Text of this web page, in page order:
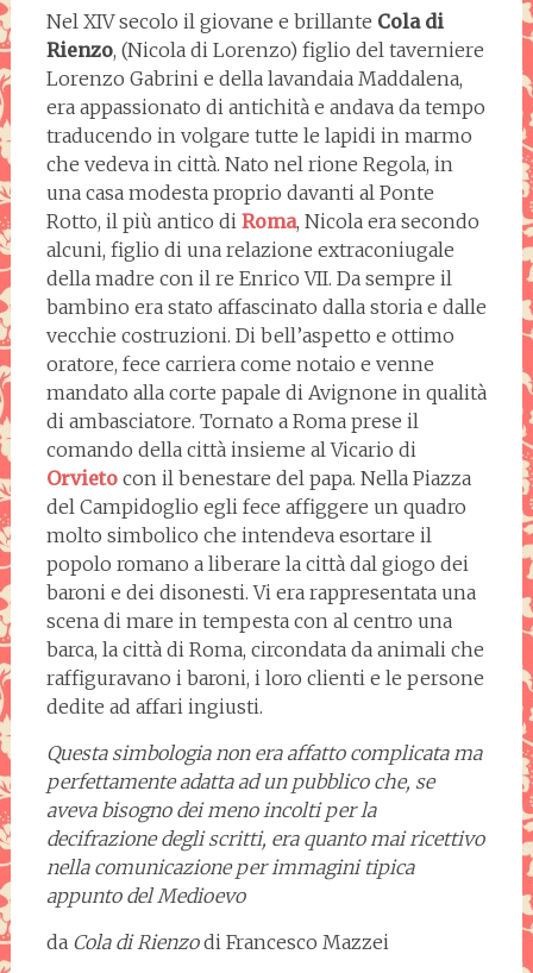
Nel XIV secolo il giovane e brillante Cola di
Rienzo, (Nicola di Lorenzo) figlio del taverniere
Lorenzo Gabrini e della lavandaia Maddalena,
era appassionato di antichità e andava da tempo
traducendo in volgare tutte le lapidi in marmo
che vedeva in città. Nato nel rione Regola, in
una casa modesta proprio davanti al Ponte
Rotto, il più antico di Roma, Nicola era secondo
alcuni, figlio di una relazione extraconiugale
della madre con il re Enrico VII. Da sempre il
bambino era stato affascinato dalla storia e dalle
vecchie costruzioni. Di bell’aspetto e ottimo
oratore, fece carriera come notaio e venne
mandato alla corte papale di Avignone in qualità
di ambasciatore. Tornato a Roma prese il
comando della città insieme al Vicario di
Orvietocon il benestare del papa. Nella Piazza
del Campidoglio egli fece affiggere un quadro
molto simbolico che intendeva esortare il
popolo romano a liberare la città dal giogo dei
baroni e dei disonesti. Vi era rappresentata una
scena di mare in tempesta con al centro una
barca, la città di Roma, circondata da animali che
raffiguravano i baroni, i loro clienti e le persone
dedite ad affari ingiusti.
Questa simbologia non era affatto complicata ma
perfettamente adatta ad un pubblico che, se
aveva bisogno dei meno incolti per la
decifrazione degli scritti, era quanto mai ricettivo
nella comunicazione per immagini tipica
appunto del Medioevo
da Cola di Rienzodi Francesco Mazzei